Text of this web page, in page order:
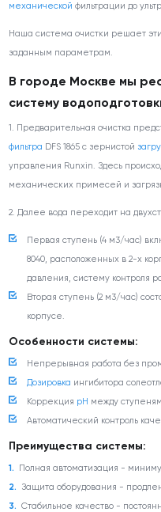
механической фильтрации до
Наша система очистки решает
заданным параметрам.
В городе Москве мы
систему
1. Предварительная очистка
фильтра DFS 1865 с зернистой
управления Runxin. Здесь
механических примесей и
2. Далее вода переходит на
Первая ступень (4 м3/час)
8040, расположенных в 2-х
давления, систему контроля
Вторая ступень (2 м3/час)
корпусе.
Особенности системы:
Непрерывная работа без
Дозировка ингибитора
Коррекция pH между
Автоматический контроль
Преимущества системы:
Полная автоматизация -
Защита оборудования -
Стабильное качество -